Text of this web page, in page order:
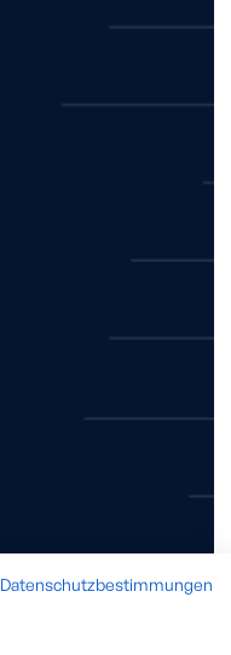
Datenschutzbestimmungen